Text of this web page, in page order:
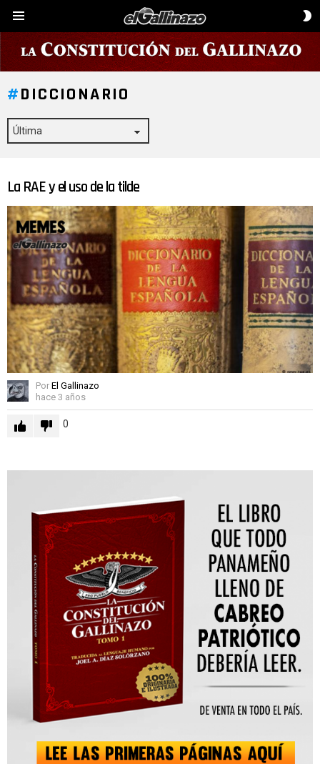
DICCIONARIO
ÚLTIMAS
HISTORIAS
La RAE y el uso de la tilde
Por El Gallinazo
hace 3 años
0